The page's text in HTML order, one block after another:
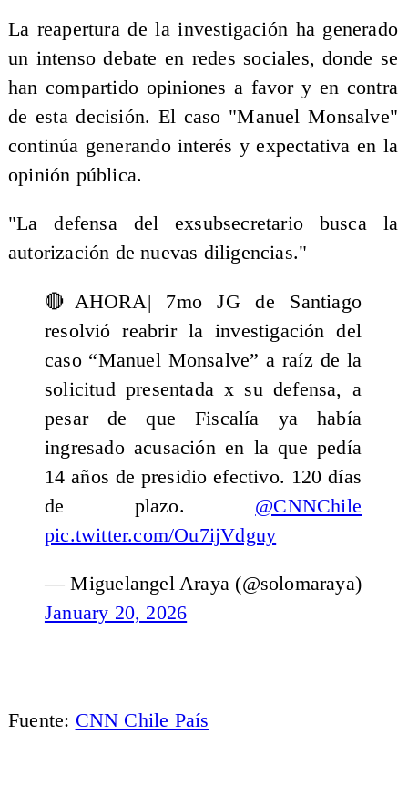
La reapertura de la investigación ha generado
un intenso debate en redes sociales, donde se
han compartido opiniones a favor y en contra
de esta decisión. El caso "Manuel Monsalve"
continúa generando interés y expectativa en la
opinión pública.
"La defensa del exsubsecretario busca la
autorización de nuevas diligencias."
🔴AHORA| 7mo JG de Santiago
resolvió reabrir la investigación del
caso “Manuel Monsalve” a raíz de la
solicitud presentada x su defensa, a
pesar de que Fiscalía ya había
ingresado acusación en la que pedía
14 años de presidio efectivo. 120 días
de plazo. @CNNChile
pic.twitter.com/Ou7ijVdguy
— Miguelangel Araya (@solomaraya)
January 20, 2026
Fuente: CNN Chile País